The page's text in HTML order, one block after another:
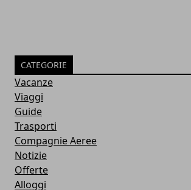
CATEGORIE
Vacanze
Viaggi
Guide
Trasporti
Compagnie Aeree
Notizie
Offerte
Alloggi